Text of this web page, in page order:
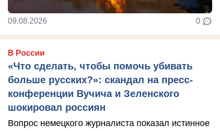
09.08.2026 0
В России
«Что сделать, чтобы помочь убивать
больше русских?»: скандал на пресс-
конференции Вучича и Зеленского
шокировал россиян
Вопрос немецкого журналиста показал истинное